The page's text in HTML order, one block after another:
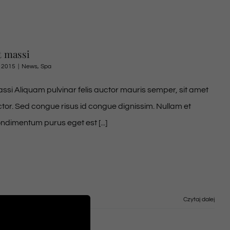
massi
News, Spa
Aliquam pulvinar felis auctor mauris semper, sit amet
Sed congue risus id congue dignissim. Nullam et
purus eget est [...]
Czytaj dalej